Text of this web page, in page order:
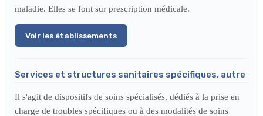
maladie. Elles se font sur prescription médicale.
Voir les établissements
Services et structures sanitaires spécifiques, autre
Il s'agit de dispositifs de soins spécialisés, dédiés à la prise en
charge de troubles spécifiques ou à des modalités de soins